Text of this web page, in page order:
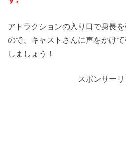
アトラクションの入り口で身長
ので、キャストさんに声をかけ
しましょう！
スポンサーリ